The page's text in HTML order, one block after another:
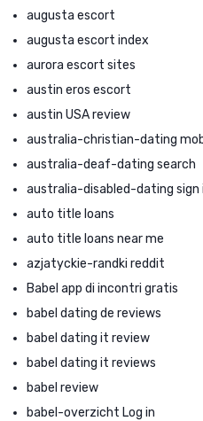
augusta escort
augusta escort index
aurora escort sites
austin eros escort
austin USA review
australia-christian-dating
australia-deaf-dating search
australia-disabled-dating sign
auto title loans
auto title loans near me
azjatyckie-randki reddit
Babel app di incontri gratis
babel dating de reviews
babel dating it review
babel dating it reviews
babel review
babel-overzicht Log in